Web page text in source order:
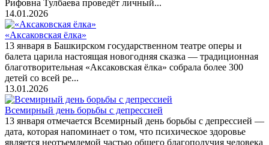
Рифовна Тулбаева проведёт личный...
14.01.2026
«Аксаковская ёлка»
13 января в Башкирском государственном театре оперы и
балета царила настоящая новогодняя сказка — традиционная
благотворительная «Аксаковская ёлка» собрала более 300
детей со всей ре...
13.01.2026
Всемирный день борьбы с депрессией
13 января отмечается Всемирный день борьбы с депрессией —
дата, которая напоминает о том, что психическое здоровье
является неотъемлемой частью общего благополучия человека